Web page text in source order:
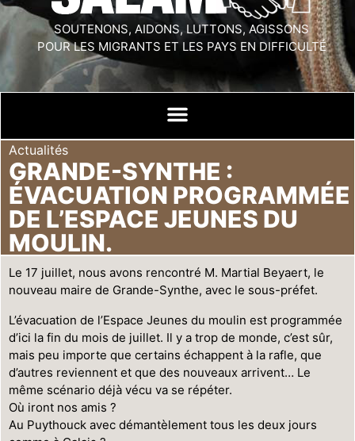
SOUTENONS, AIDONS, LUTTONS, AGISSONS
POUR LES MIGRANTS ET LES PAYS EN DIFFICULTÉ
Actualités
GRANDE-SYNTHE :
ÉVACUATION PROGRAMMÉE
DE L’ESPACE JEUNES DU
MOULIN.
Le 17 juillet, nous avons rencontré M. Martial Beyaert, le
nouveau maire de Grande-Synthe, avec le sous-préfet.
L’évacuation de l’Espace Jeunes du moulin est programmée
d’ici la fin du mois de juillet. Il y a trop de monde, c’est sûr,
mais peu importe que certains échappent à la rafle, que
d’autres reviennent et que des nouveaux arrivent… Le
même scénario déjà vécu va se répéter.
Où iront nos amis ?
Au Puythouck avec démantèlement tous les deux jours